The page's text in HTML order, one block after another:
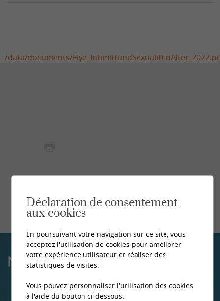
/data/documents/
NOS CENTRES
Déclaration de consentement
aux cookies
En poursuivant votre navigation sur ce site, vous
acceptez l'utilisation de cookies pour améliorer
votre expérience utilisateur et réaliser des
statistiques de visites.
Vous pouvez personnaliser l'utilisation des cookies
à l'aide du bouton ci-dessous.